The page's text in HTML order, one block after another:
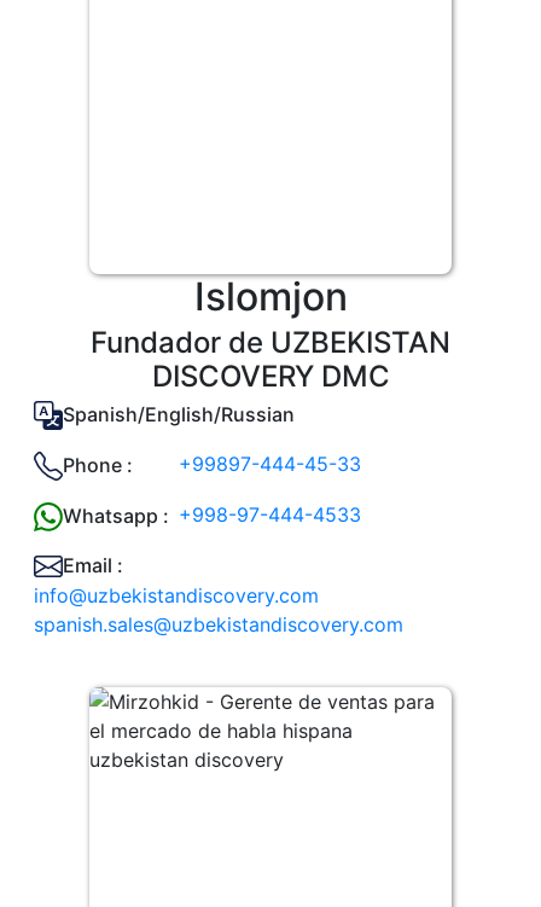
Islomjon
Fundador de UZBEKISTAN
DISCOVERY DMC
Spanish/English/Russian
Phone : +99897-444-45-33
Whatsapp : +998-97-444-4533
Email :
info@uzbekistandiscovery.com
spanish.sales@uzbekistandiscovery.com